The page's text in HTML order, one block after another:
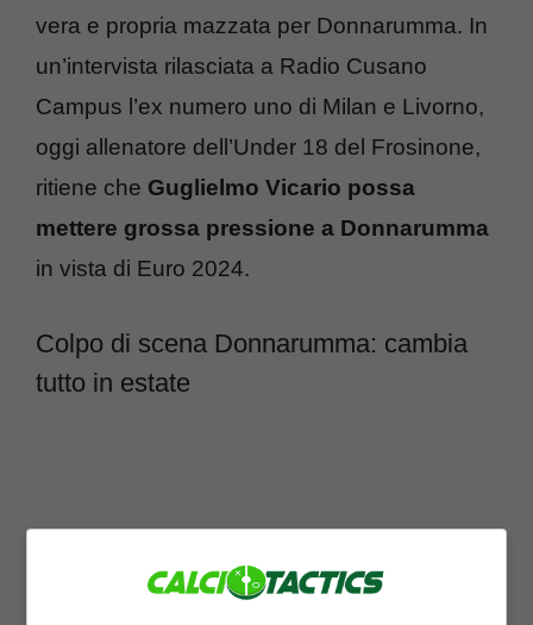
vera e propria mazzata per Donnarumma. In
un’intervista rilasciata a Radio Cusano
Campus l’ex numero uno di Milan e Livorno,
oggi allenatore dell’Under 18 del Frosinone,
ritiene che Guglielmo Vicario possa
mettere grossa pressione a Donnarumma
in vista di Euro 2024.
Colpo di scena Donnarumma: cambia
tutto in estate